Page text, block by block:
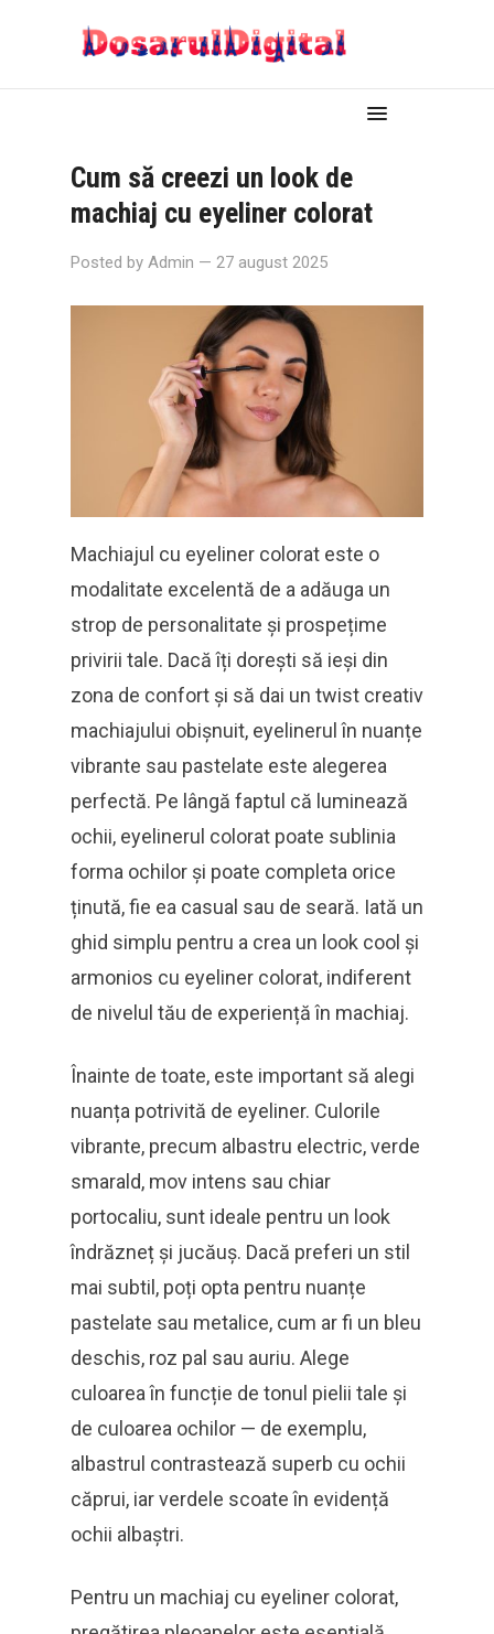
Cum să creezi un look de
machiaj cu eyeliner colorat
Posted by Admin — 27 august 2025
Machiajul cu eyeliner colorat este o
modalitate excelentă de a adăuga un
strop de personalitate și prospețime
privirii tale. Dacă îți dorești să ieși din
zona de confort și să dai un twist creativ
machiajului obișnuit, eyelinerul în nuanțe
vibrante sau pastelate este alegerea
perfectă. Pe lângă faptul că luminează
ochii, eyelinerul colorat poate sublinia
forma ochilor și poate completa orice
ținută, fie ea casual sau de seară. Iată un
ghid simplu pentru a crea un look cool și
armonios cu eyeliner colorat, indiferent
de nivelul tău de experiență în machiaj.
Înainte de toate, este important să alegi
nuanța potrivită de eyeliner. Culorile
vibrante, precum albastru electric, verde
smarald, mov intens sau chiar
portocaliu, sunt ideale pentru un look
îndrăzneț și jucăuș. Dacă preferi un stil
mai subtil, poți opta pentru nuanțe
pastelate sau metalice, cum ar fi un bleu
deschis, roz pal sau auriu. Alege
culoarea în funcție de tonul pielii tale și
de culoarea ochilor — de exemplu,
albastrul contrastează superb cu ochii
căprui, iar verdele scoate în evidență
ochii albaștri.
Pentru un machiaj cu eyeliner colorat,